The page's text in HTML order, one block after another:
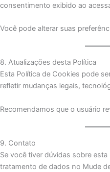
consentimento exibido ao
Você pode alterar suas
8. Atualizações desta Política
Esta Política de Cookies pode
refletir mudanças legais,
Recomendamos que o usuário
9. Contato
Se você tiver dúvidas sobre
tratamento de dados no Mude